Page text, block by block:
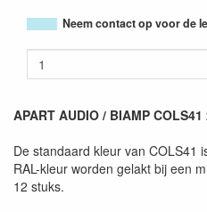
Neem contact op voor de
APART AUDIO / BIAMP
De standaard kleur van COLS41
RAL-kleur worden gelakt bij een
12 stuks.